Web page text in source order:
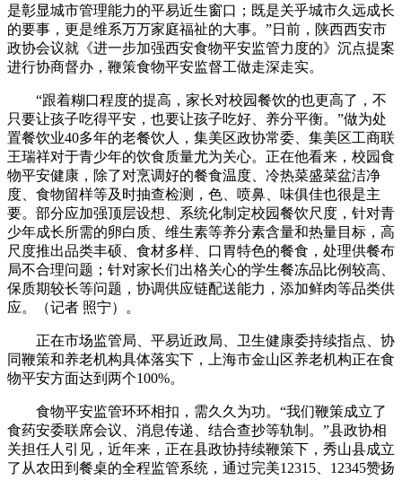
是彰显城市管理能力的平易近生窗口；既是关乎城市久远成长
的要事，更是维系万万家庭福祉的大事。”日前，陕西西安市
政协会议就《进一步加强西安食物平安监管力度的》沉点提案
进行协商督办，鞭策食物平安监督工做走深走实。
“跟着糊口程度的提高，家长对校园餐饮的也更高了，不
只要让孩子吃得平安，也要让孩子吃好、养分平衡。”做为处
置餐饮业40多年的老餐饮人，集美区政协常委、集美区工商联
王瑞祥对于青少年的饮食质量尤为关心。正在他看来，校园食
物平安健康，除了对烹调好的餐食温度、冷热菜盛菜盆洁净
度、食物留样等及时抽查检测，色、喷鼻、味俱佳也很是主
要。部分应加强顶层设想、系统化制定校园餐饮尺度，针对青
少年成长所需的卵白质、维生素等养分素含量和热量目标，高
尺度推出品类丰硕、食材多样、口胃特色的餐食，处理供餐布
局不合理问题；针对家长们出格关心的学生餐冻品比例较高、
保质期较长等问题，协调供应链配送能力，添加鲜肉等品类供
应。（记者 照宁）。
正在市场监管局、平易近政局、卫生健康委持续指点、协
同鞭策和养老机构具体落实下，上海市金山区养老机构正在食
物平安方面达到两个100%。
食物平安监管环环相扣，需久久为功。“我们鞭策成立了
食药安委联席会议、消息传递、结合查抄等轨制。”县政协相
关担任人引见，近年来，正在县政协持续鞭策下，秀山县成立
了从农田到餐桌的全程监管系统，通过完美12315、12345赞扬